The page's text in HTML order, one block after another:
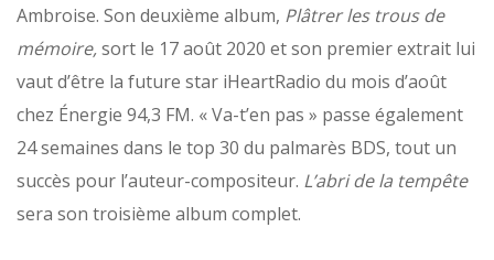
Ambroise. Son deuxième album, Plâtrer les trous de
mémoire,sort le 17 août 2020 et son premier extrait lui
vaut d’être la future star iHeartRadio du mois d’août
chez Énergie 94,3 FM. « Va-t’en pas » passe également
24 semaines dans le top 30 du palmarès BDS, tout un
succès pour l’auteur-compositeur. L’abri de la tempête
sera son troisième album complet.